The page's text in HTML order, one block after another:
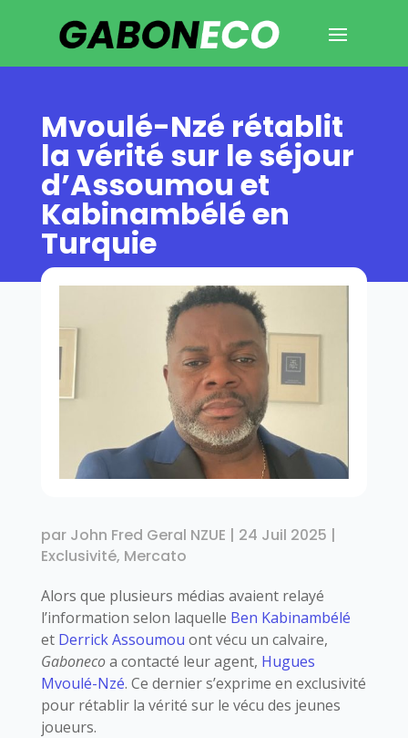
Mvoulé-Nzé rétablit
la vérité sur le séjour
d’Assoumou et
Kabinambélé en
Turquie
par John Fred Geral NZUE | 24 Juil 2025 |
Exclusivité, Mercato
Alors que plusieurs médias avaient relayé
l’information selon laquelle Ben Kabinambélé
et Derrick Assoumou ont vécu un calvaire,
Gabonecoa contacté leur agent, Hugues
Mvoulé-Nzé. Ce dernier s’exprime en exclusivité
pour rétablir la vérité sur le vécu des jeunes
joueurs.